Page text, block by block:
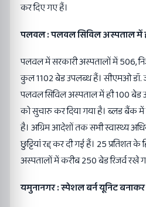
कर दिए गए हैं।
पलवल : पलवल सिविल अस्पताल में
पलवल में सरकारी अस्पतालों में 506,
कुल 1102 बेड उपलब्ध हैं। सीएमओ डॉ.
पलवल सिविल अस्पताल में ही 100
को सुचारु कर दिया गया है। ब्लड बैंक में
है। अग्रिम आदेशों तक सभी स्वास्थ्य
छुट्टियां रद्द कर दी गई हैं। 25 प्रतिशत
अस्पतालों में करीब 250 बेड रिजर्व रखे
यमुनानगर : स्पेशल बर्न यूनिट